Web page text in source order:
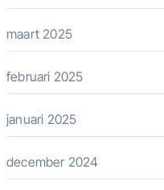
maart 2025
februari 2025
januari 2025
december 2024